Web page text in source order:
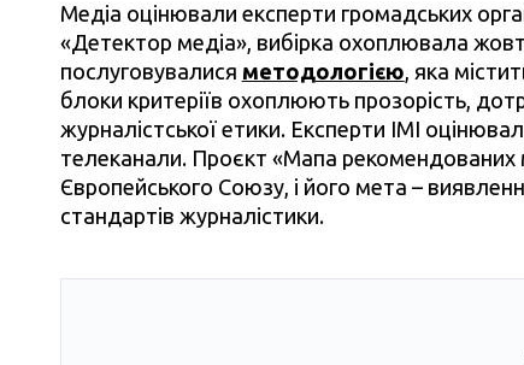
Медіа оцінювали експерти громадських
«Детектор медіа», вибірка охоплювала
послуговувалися методологією, яка
блоки критеріїв охоплюють прозорість,
журналістської етики. Експерти ІМІ
телеканали. Проєкт «Мапа рекомендованих
Європейського Союзу, і його мета –
стандартів журналістики.